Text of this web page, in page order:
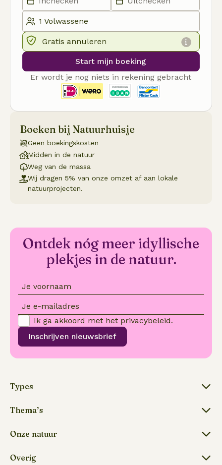
Gratis annuleren
Start mijn boeking
Er wordt je nog niets in rekening gebracht
Boeken bij Natuurhuisje
Geen boekingskosten
Midden in de natuur
Weg van de massa
Wij dragen 5% van onze omzet af aan lokale
natuurprojecten.
Ontdek nóg meer idyllische
plekjes in de natuur.
Je voornaam
Je e-mailadres
Inschrijven nieuwsbrief
Ik ga akkoord met het privacybeleid.
Types
Thema’s
Onze natuur
Overig